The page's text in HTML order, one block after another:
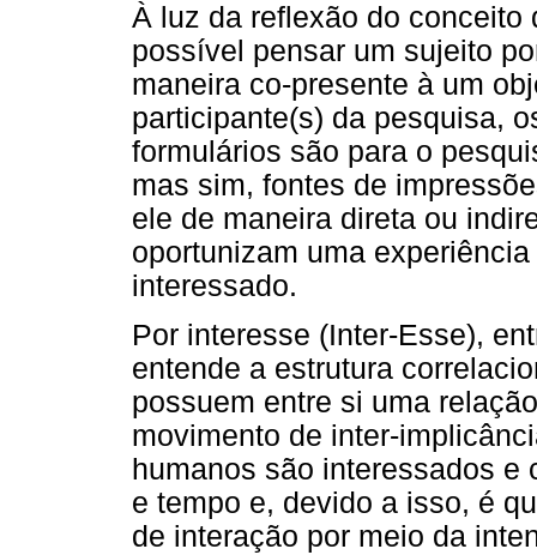
À luz da reflexão do conceito
possível pensar um sujeito
maneira co-presente à um
participante(s) da pesquisa,
formulários são para o
mas sim, fontes de
ele de maneira direta ou
oportunizam uma
interessado.
Por interesse (Inter-Esse),
entende a estrutura
possuem entre si uma
movimento de inter-
humanos são interessados e
e tempo e, devido a isso, é
de interação por meio da